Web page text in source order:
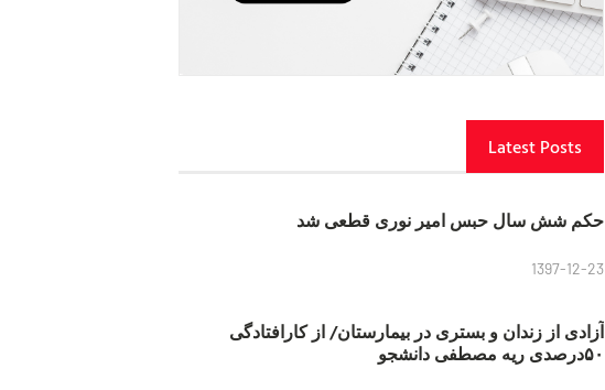
Latest Posts
حکم شش سال حبس امیر نوری قطعی شد
1397-12-23
آزادی از زندان و بستری در بیمارستان/ از کارافتادگی
۵۰درصدی ریه مصطفی دانشجو